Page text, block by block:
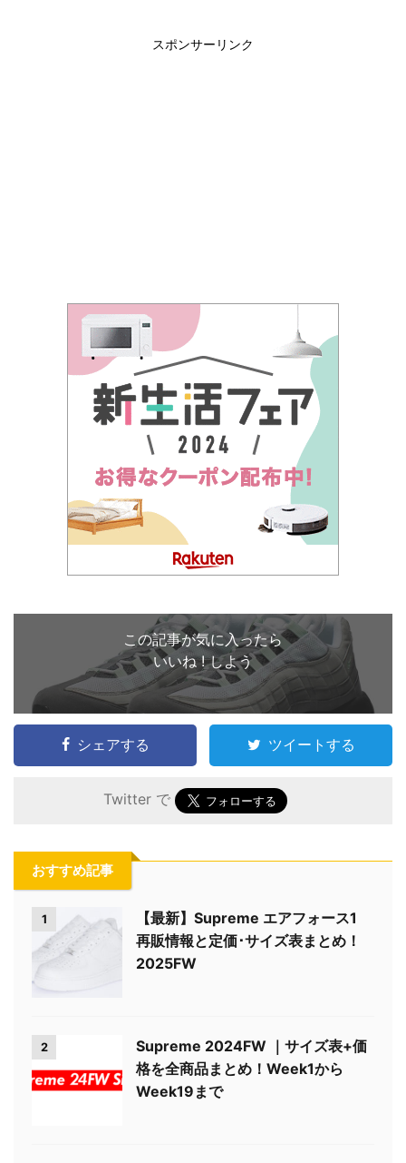
スポンサーリンク
この記事が気に入ったら
いいね ! しよう
シェアする ツイートする
Twitter で
おすすめ記事
1
【最新】Supreme エアフォース1
再販情報と定価･サイズ表まとめ！
2025FW
2
Supreme 2024FW ｜サイズ表+価
格を全商品まとめ！Week1から
Week19まで